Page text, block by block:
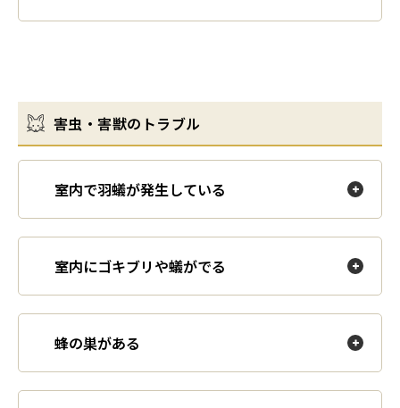
害虫・害獣のトラブル
室内で羽蟻が発生している
室内にゴキブリや蟻がでる
蜂の巣がある